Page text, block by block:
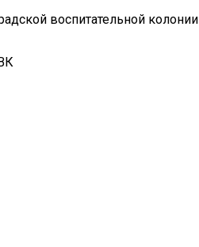
воспитательной колонии